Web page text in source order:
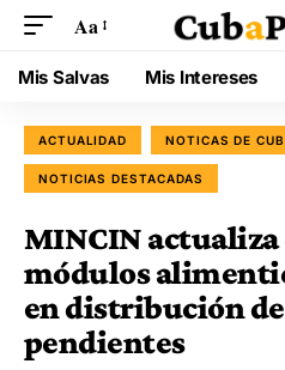
Aa
Mis Salvas Mis Intereses
ACTUALIDAD NOTICAS DE
NOTICIAS DESTACADAS
MINCIN actualiza
módulos
en distribución
pendientes